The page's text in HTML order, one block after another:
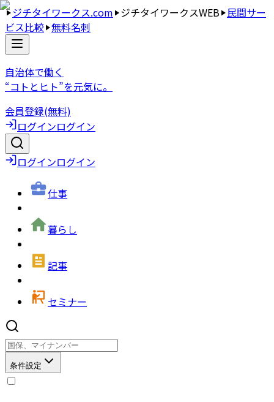
ジチタイワークス.com ジチタイワークスWEB 民間サー
ビス比較 無料名刺
自治体で働く
“コトとヒト”を元気に。
会員登録(無料)
ログインログイン
ログインログイン
仕事
暮らし
記事
セミナー
条件設定